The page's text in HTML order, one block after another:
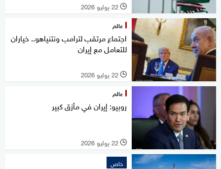
l 22 يوليو 2026
عالم
اجتماع مرتقب لترامب ونتنياهو.. خياران
للتعامل مع إيران
l 22 يوليو 2026
عالم
روبيو: إيران في مأزق كبير
l 22 يوليو 2026
خاص